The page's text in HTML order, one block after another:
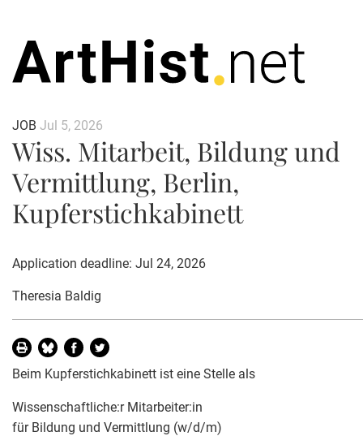
JOB Jul 5, 2026
Wiss. Mitarbeit, Bildung und
Vermittlung, Berlin,
Kupferstichkabinett
Application deadline: Jul 24, 2026
Theresia Baldig
Beim Kupferstichkabinett ist eine Stelle als
Wissenschaftliche:r Mitarbeiter:in
für Bildung und Vermittlung (w/d/m)